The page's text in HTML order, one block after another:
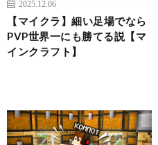
2025.12.06
【マイクラ】細い足場でなら
PVP世界一にも勝てる説【マ
インクラフト】